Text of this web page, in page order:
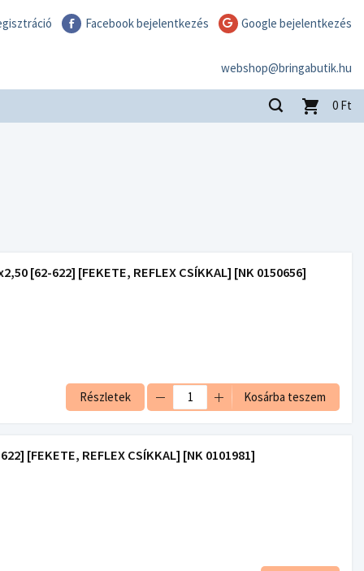
Facebook bejelentkezés Google bejelentkezés
webshop@bringabutik.hu
0 Ft
[62-622] [FEKETE, REFLEX CSÍKKAL] [NK 0150656]
Részletek Kosárba teszem
[FEKETE, REFLEX CSÍKKAL] [NK 0101981]